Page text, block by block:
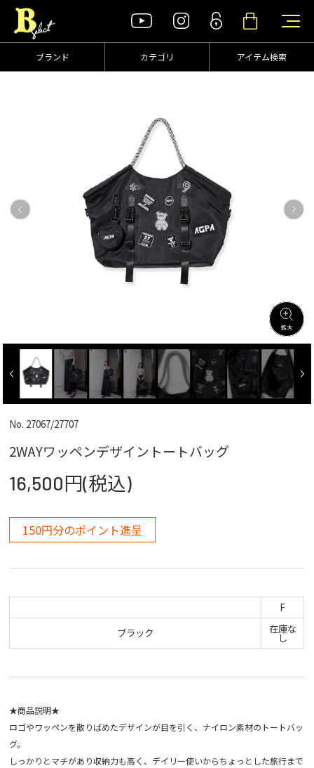
ブランド カテゴリ アイテム検索
No. 27067/27707
2WAYワッペンデザイントートバッグ
16,500円(税込)
150円分のポイント進呈
F
ブラック
在庫な
し
★商品説明★
ロゴやワッペンを散りばめたデザインが目を引く、ナイロン素材のトートバッ
グ。
しっかりとマチがあり収納力も高く、デイリー使いからちょっとした旅行まで